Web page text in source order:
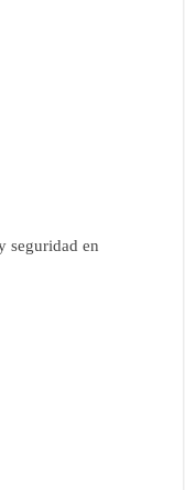
seguridad en